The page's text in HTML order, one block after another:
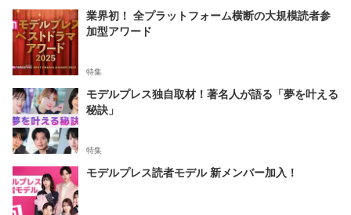
業界初！ 全プラットフォーム横断の大規模読者参
加型アワード
特集
モデルプレス独自取材！著名人が語る「夢を叶える
秘訣」
特集
モデルプレス読者モデル 新メンバー加入！